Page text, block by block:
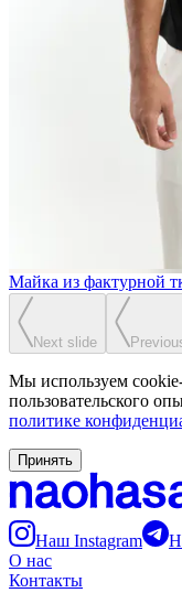
Майка из фактурной
Next slide
Мы используем
пользовательского
политике
Принять
Наш Instagram
О нас
Контакты